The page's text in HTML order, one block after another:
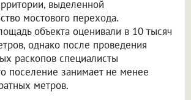
выделенной
мостового перехода.
объекта оценивали в 10 тысяч
однако после проведения
раскопов специалисты
поселение занимает не менее
метров.